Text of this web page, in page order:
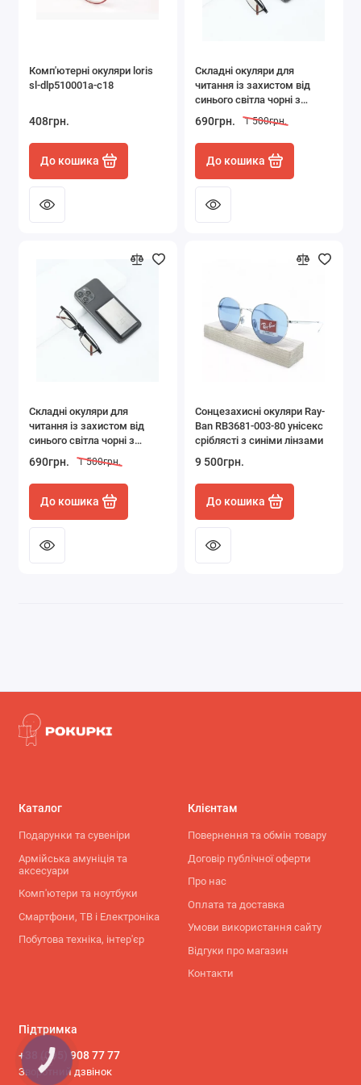
Оптика
Покраска волосся
Презервативи та змащення
Показати все
Комп'ютерні окуляри loris
sl-dlp510001a-c18
408грн.
До кошика
Складні окуляри для
читання із захистом від
синього світла чорні з
діоптріями 100
690грн. 1 500грн.
До кошика
Складні окуляри для
читання із захистом від
синього світла чорні з
діоптріями 150
690грн. 1 500грн.
До кошика
Сонцезахисні окуляри Ray-
Ban RB3681-003-80 унісекс
сріблясті з синіми лінзами
9 500грн.
До кошика
Каталог
Подарунки та сувеніри
Армійська амуніція та
аксесуари
Комп'ютери та ноутбуки
Смартфони, ТВ і Електроніка
Побутова техніка, інтер'єр
Клієнтам
Повернення та обмін товару
Договір публічної оферти
Про нас
Оплата та доставка
Умови використання сайту
Відгуки про магазин
Контакти
Підтримка
+38 (095) 908 77 77
Зворотний дзвінок
КНОПКА
СВЯЗИ